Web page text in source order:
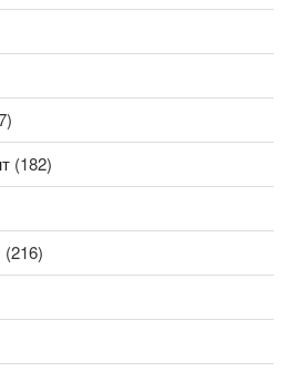
(182)
(216)